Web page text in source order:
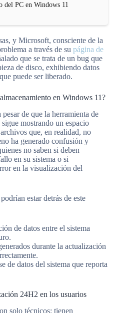
del PC en Windows 11
y Microsoft, consciente de la
a través de su página de
que se trata de un bug que
de disco, exhibiendo datos
puede ser liberado.
en Windows 11?
de que la herramienta de
mostrando un espacio
que, en realidad, no
ha generado confusión y
no saben si deben
en su sistema o si
en la visualización del
estar detrás de este
de datos entre el sistema
durante la actualización
de datos del sistema que reporta
24H2 en los usuarios
solo técnicos; tienen